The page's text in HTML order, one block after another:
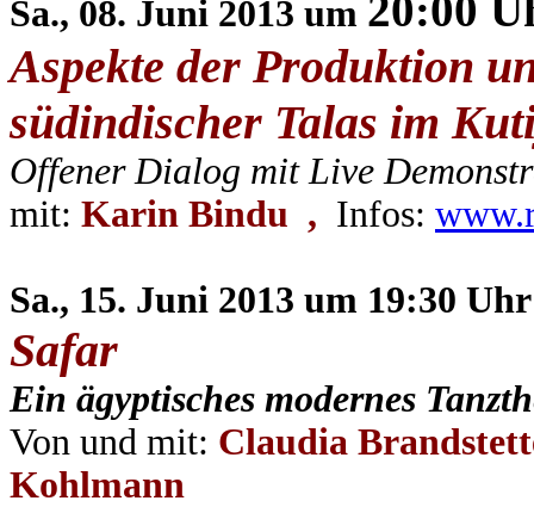
Sa., 08. Juni 2013 um
Aspekte der Produktion
südindischer Talas im
Offener Dialog mit Live
mit: Karin Bindu , Infos:
Sa., 15. Juni 2013 um 19:30 Uhr
Safar
Ein ägyptisches modernes
Von und mit: Claudia
Kohlmann